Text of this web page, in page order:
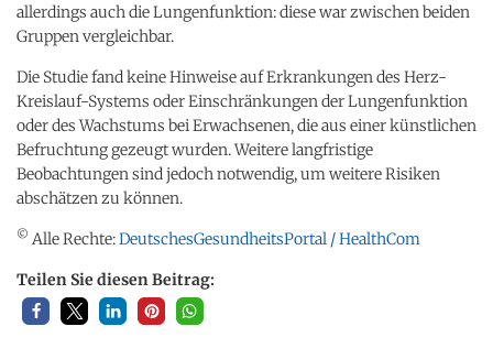
allerdings auch die Lungenfunktion: diese war zwischen beiden
Gruppen vergleichbar.
Die Studie fand keine Hinweise auf Erkrankungen des Herz-
Kreislauf-Systems oder Einschränkungen der Lungenfunktion
oder des Wachstums bei Erwachsenen, die aus einer künstlichen
Befruchtung gezeugt wurden. Weitere langfristige
Beobachtungen sind jedoch notwendig, um weitere Risiken
abschätzen zu können.
© Alle Rechte:DeutschesGesundheitsPortal / HealthCom
Teilen Sie diesen Beitrag: